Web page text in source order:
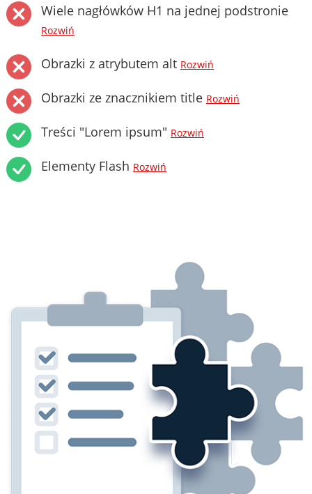
Wiele nagłówków H1 na jednej podstronie
Rozwiń
Obrazki z atrybutem alt Rozwiń
Obrazki ze znacznikiem title Rozwiń
Treści "Lorem ipsum" Rozwiń
Elementy Flash Rozwiń